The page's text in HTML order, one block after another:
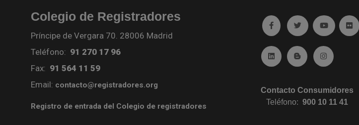
Colegio de Registradores
Príncipe de Vergara 70. 28006 Madrid
Teléfono: 91 270 17 96
Fax: 91 564 11 59
Email: contacto@registradores.org
Registro de entrada del Colegio de registradores
Ir a facebook (abre en
Ir a twitter (abre
Ir a Ir
Ir a Linkedin (abre en
Ir al Blog (abre en
Ir a
Contacto Consumidores
Teléfono:900 10 11 41